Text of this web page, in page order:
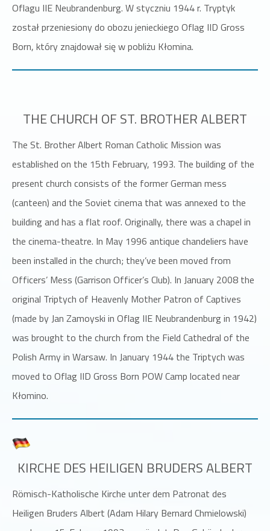
Oflagu IIE Neubrandenburg. W styczniu 1944 r. Tryptyk
został przeniesiony do obozu jenieckiego Oflag IID Gross
Born, który znajdował się w pobliżu Kłomina.
THE CHURCH OF ST. BROTHER ALBERT
The St. Brother Albert Roman Catholic Mission was
established on the 15th February, 1993. The building of the
present church consists of the former German mess
(canteen) and the Soviet cinema that was annexed to the
building and has a flat roof. Originally, there was a chapel in
the cinema-theatre. In May 1996 antique chandeliers have
been installed in the church; they’ve been moved from
Officers’ Mess (Garrison Officer’s Club). In January 2008 the
original Triptych of Heavenly Mother Patron of Captives
(made by Jan Zamoyski in Oflag IIE Neubrandenburg in 1942)
was brought to the church from the Field Cathedral of the
Polish Army in Warsaw. In January 1944 the Triptych was
moved to Oflag IID Gross Born POW Camp located near
Kłomino.
KIRCHE DES HEILIGEN BRUDERS ALBERT
Römisch-Katholische Kirche unter dem Patronat des
Heiligen Bruders Albert (Adam Hilary Bernard Chmielowski)